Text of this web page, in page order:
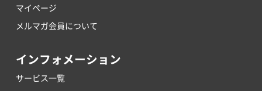
マイページ
メルマガ会員について
インフォメーション
サービス一覧